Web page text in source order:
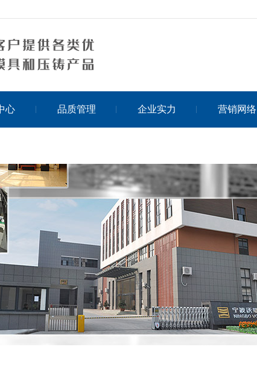
心 品质管理 企业实力 营销网络